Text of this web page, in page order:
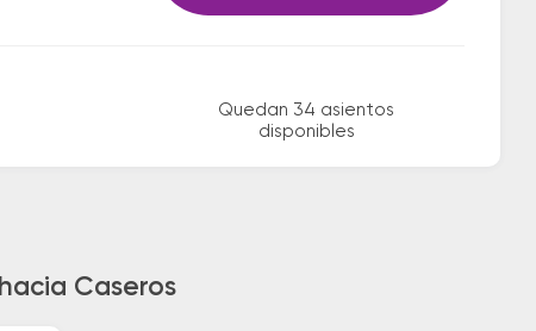
Quedan 34 asientos
disponibles
Caseros